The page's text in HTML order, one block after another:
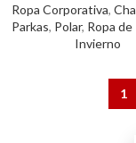
Ropa Corporativa,
Parkas, Polar, Ropa
Invierno
1